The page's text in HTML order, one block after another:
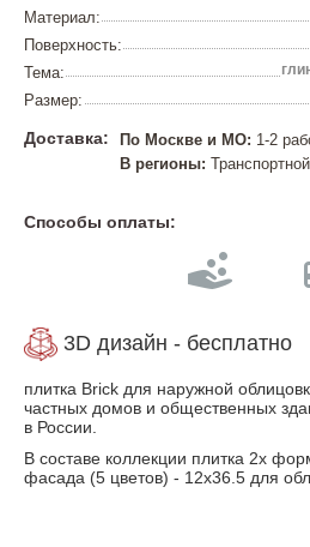
Материал:
Поверхность:
Тема:
Размер:
Доставка: По Москве и МО: 1-2
В регионы:
Способы оплаты:
3D дизайн - бесплатно
плитка Brick для наружной
частных домов и общественных
в России.
В составе коллекции плитка 2х
фасада (5 цветов) - 12x36.5 для